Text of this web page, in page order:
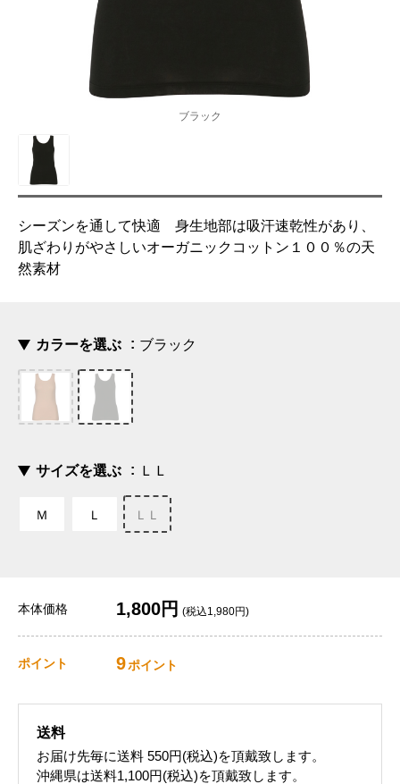
ブラック
シーズンを通して快適 身生地部は吸汗速乾性があり、
肌ざわりがやさしいオーガニックコットン１００％の天
然素材
カラーを選ぶ ブラック
サイズを選ぶ ＬＬ
Ｍ Ｌ ＬＬ
本体価格 1,800円 (税込1,980円)
ポイント 9ポイント
送料
お届け先毎に送料 550円(税込)を頂戴致します。
沖縄県は送料1,100円(税込)を頂戴致します。